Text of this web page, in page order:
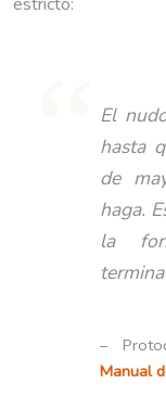
El
hasta
de
haga.
la
–
Manual